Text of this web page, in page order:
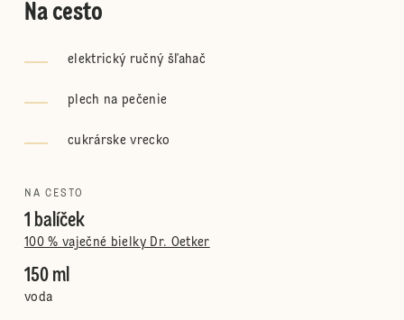
Na cesto
elektrický ručný šľahač
plech na pečenie
cukrárske vrecko
NA CESTO
1 balíček
100 % vaječné bielky Dr. Oetker
150 ml
voda